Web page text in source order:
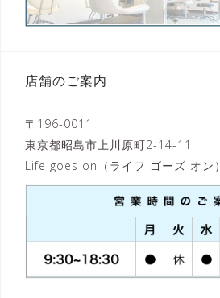
店舗のご案内
〒196-0011
東京都昭島市上川原町2-14-11
Life goes on（ライフ ゴーズ オン）